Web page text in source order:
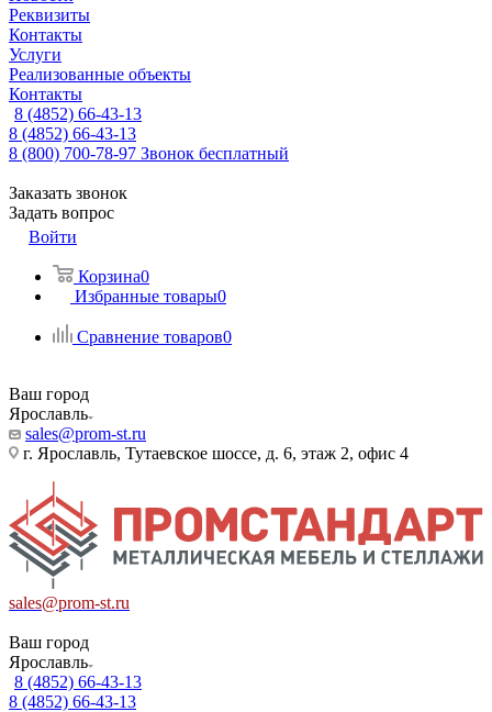
Реквизиты
Контакты
Услуги
Реализованные объекты
Контакты
8 (4852) 66-43-13
8 (4852) 66-43-13
8 (800) 700-78-97 Звонок бесплатный
Заказать звонок
Задать вопрос
Войти
Корзина0
Избранные товары0
Сравнение товаров0
Ваш город
Ярославль
sales@prom-st.ru
г. Ярославль, Тутаевское шоссе, д. 6, этаж 2, офис 4
sales@prom-st.ru
Ваш город
Ярославль
8 (4852) 66-43-13
8 (4852) 66-43-13